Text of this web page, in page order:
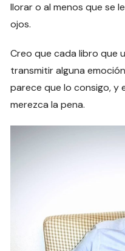
llorar o al menos que se
ojos.
Creo que cada libro que
transmitir alguna
parece que lo consigo, y
merezca la pena.